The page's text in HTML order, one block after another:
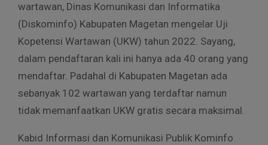
wartawan, Dinas Komunikasi dan Informatika
(Diskominfo) Kabupaten Magetan mengelar Uji
Kopetensi Wartawan (UKW) tahun 2022. Sayang,
dalam pendaftaran kali ini hanya ada 40 orang yang
mendaftar. Padahal di Kabupaten Magetan ada
sebanyak 102 wartawan yang terdaftar namun
tidak memanfaatkan UKW gratis secara maksimal.
Kabid Informasi dan Komunikasi Publik Kominfo